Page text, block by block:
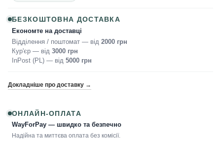
БЕЗКОШТОВНА ДОСТАВКА
Економте на доставці
Відділення / поштомат — від 2000 грн
Кур'єр — від 3000 грн
InPost (PL) — від 5000 грн
Докладніше про доставку →
ОНЛАЙН-ОПЛАТА
WayForPay — швидко та безпечно
Надійна та миттєва оплата без комісії.